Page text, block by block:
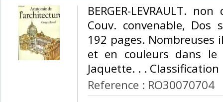
‎BERGER-LEVRAULT.
Couv. convenable,
192 pages.
et en couleurs dans
Jaquette. . .
Reference : RO30070704